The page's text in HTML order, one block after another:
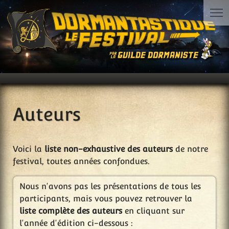
Auteurs
Voici la liste non-exhaustive des auteursde notre
festival, toutes années confondues.
Nous n'avons pas les présentations de tous les
participants, mais vous pouvez retrouver la
liste complète des auteursen cliquant sur
l'année d'édition ci-dessous :